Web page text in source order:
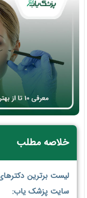
خلاصه مطلب
لیست برترین
سایت پزشک یاب: